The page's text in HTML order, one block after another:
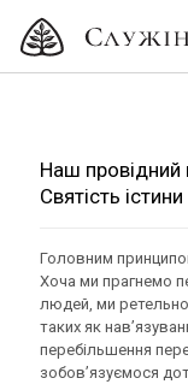
Наш провідний
Святість істини
Головним
Хоча ми прагнемо
людей, ми
таких як
перебільшення
зобов’язуємося